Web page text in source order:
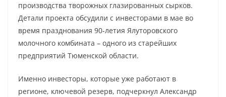
производства творожных глазированных сырков.
Детали проекта обсудили с инвесторами в мае во
время празднования 90-летия Ялуторовского
молочного комбината – одного из старейших
предприятий Тюменской области.
Именно инвесторы, которые уже работают в
регионе, ключевой резерв, подчеркнул Александр